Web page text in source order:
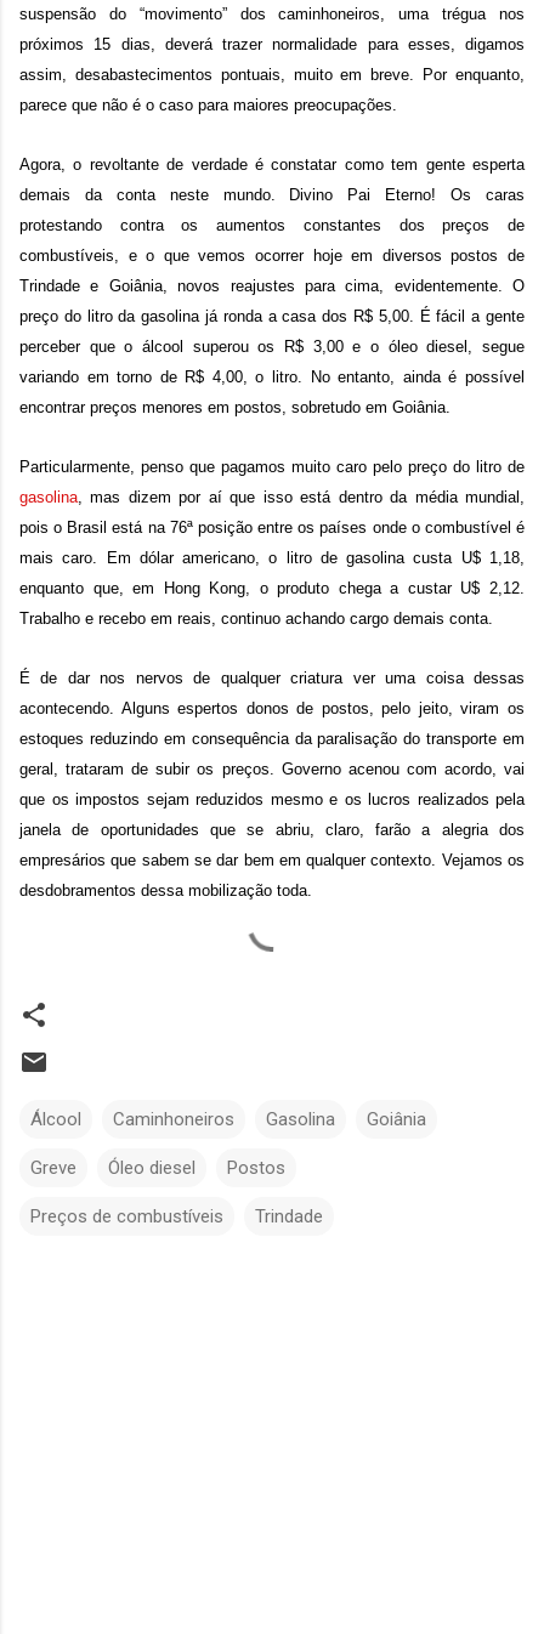
suspensão do “movimento” dos caminhoneiros, uma trégua nos
próximos 15 dias, deverá trazer normalidade para esses, digamos
assim, desabastecimentos pontuais, muito em breve. Por enquanto,
parece que não é o caso para maiores preocupações.
Agora, o revoltante de verdade é constatar como tem gente esperta
demais da conta neste mundo. Divino Pai Eterno! Os caras
protestando contra os aumentos constantes dos preços de
combustíveis, e o que vemos ocorrer hoje em diversos postos de
Trindade e Goiânia, novos reajustes para cima, evidentemente. O
preço do litro da gasolina já ronda a casa dos R$ 5,00. É fácil a gente
perceber que o álcool superou os R$ 3,00 e o óleo diesel, segue
variando em torno de R$ 4,00, o litro. No entanto, ainda é possível
encontrar preços menores em postos, sobretudo em Goiânia.
Particularmente, penso que pagamos muito caro pelo preço do litro de
gasolina, mas dizem por aí que isso está dentro da média mundial,
pois o Brasil está na 76ª posição entre os países onde o combustível é
mais caro. Em dólar americano, o litro de gasolina custa U$ 1,18,
enquanto que, em Hong Kong, o produto chega a custar U$ 2,12.
Trabalho e recebo em reais, continuo achando cargo demais conta.
É de dar nos nervos de qualquer criatura ver uma coisa dessas
acontecendo. Alguns espertos donos de postos, pelo jeito, viram os
estoques reduzindo em consequência da paralisação do transporte em
geral, trataram de subir os preços. Governo acenou com acordo, vai
que os impostos sejam reduzidos mesmo e os lucros realizados pela
janela de oportunidades que se abriu, claro, farão a alegria dos
empresários que sabem se dar bem em qualquer contexto. Vejamos os
desdobramentos dessa mobilização toda.
Álcool Caminhoneiros Gasolina Goiânia
Greve Óleo diesel Postos
Preços de combustíveis Trindade